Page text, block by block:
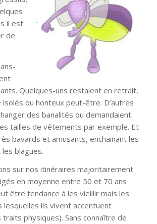
il est
de
Quelques-uns restaient en retrait,
ou honteux peut-être. D’autres
des banalités ou demandaient
tailles de vêtements par exemple. Et
bavards et amusants, enchainant les
blagues.
sur nos itinéraires majoritairement
en moyenne entre 50 et 70 ans
être tendance à les vieillir mais les
lesquelles ils vivent accentuent
physiques). Sans connaître de